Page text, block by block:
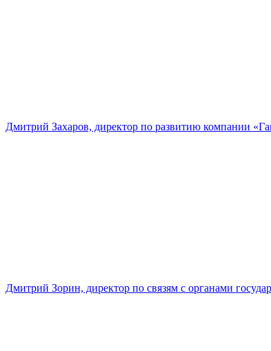
Дмитрий Захаров, директор по развитию компании
Дмитрий Зорин, директор по связям с органами